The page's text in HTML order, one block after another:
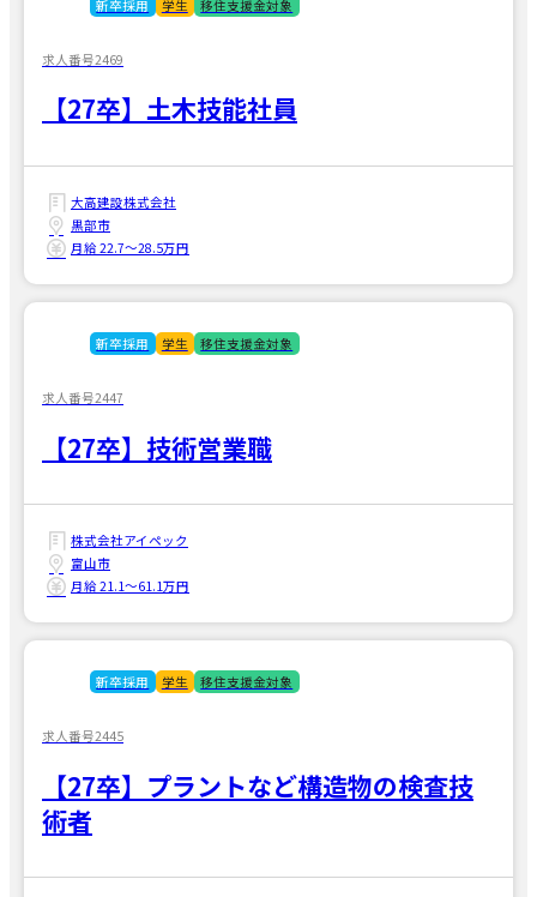
新卒採用 学生 移住支援金対象
求人番号2469
【27卒】土木技能社員
大高建設株式会社
黒部市
月給 22.7〜28.5万円
新卒採用 学生 移住支援金対象
求人番号2447
【27卒】技術営業職
株式会社アイペック
富山市
月給 21.1〜61.1万円
新卒採用 学生 移住支援金対象
求人番号2445
【27卒】プラントなど構造物の検査技
術者